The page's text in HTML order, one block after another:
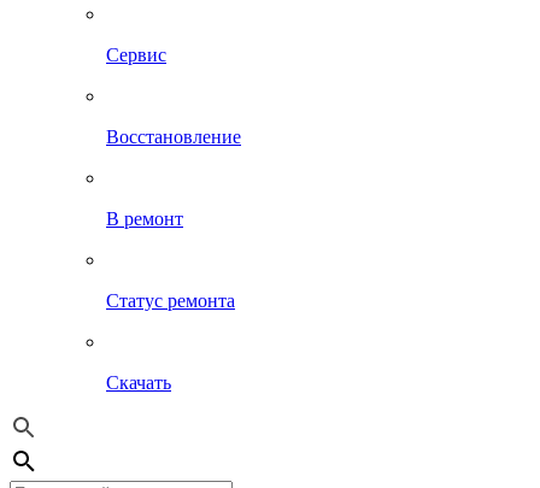
Сервис
Восстановление
В ремонт
Статус ремонта
Скачать